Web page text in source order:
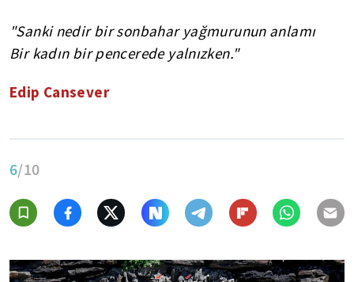
"Sanki nedir bir sonbahar yağmurunun anlamı
Bir kadın bir pencerede yalnızken."
Edip Cansever
6/10